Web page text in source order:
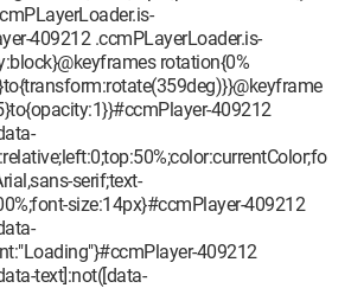
409212 .ccmPLayerLoader.is-
rotation{0%
409212
serif;text-
size:14px}#ccmPlayer-409212
409212
text]:not([data-